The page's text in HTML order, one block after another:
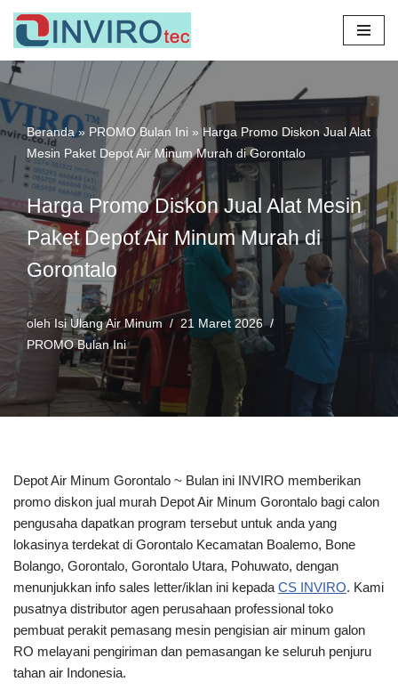
Lompat
ke
konten
Beranda» PROMO Bulan Ini »Harga Promo Diskon Jual Alat
Mesin Paket Depot Air Minum Murah di Gorontalo
Harga Promo Diskon Jual Alat Mesin
Paket Depot Air Minum Murah di
Gorontalo
oleh Isi Ulang Air Minum
21 Maret 2026
PROMO Bulan Ini
Depot Air Minum Gorontalo ~ Bulan ini INVIRO memberikan
promo diskon jual murah Depot Air Minum Gorontalo bagi calon
pengusaha dapatkan program tersebut untuk anda yang
lokasinya terdekat di Gorontalo Kecamatan Boalemo, Bone
Bolango, Gorontalo, Gorontalo Utara, Pohuwato, dengan
menunjukkan info sales letter/iklan ini kepada CS INVIRO. Kami
pusatnya distributor agen perusahaan professional toko
pembuat perakit pemasang mesin pengisian air minum galon
RO melayani pengiriman dan pemasangan ke seluruh penjuru
tahan air Indonesia.